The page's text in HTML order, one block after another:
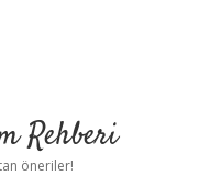
Rehberi
öneriler!